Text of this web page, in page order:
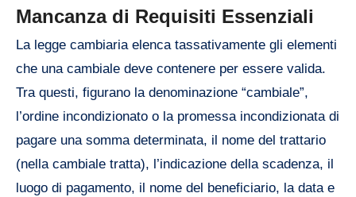
Mancanza di Requisiti Essenziali
La legge cambiaria elenca tassativamente gli elementi
che una cambiale deve contenere per essere valida.
Tra questi, figurano la denominazione “cambiale”,
l’ordine incondizionato o la promessa incondizionata di
pagare una somma determinata, il nome del trattario
(nella cambiale tratta), l’indicazione della scadenza, il
luogo di pagamento, il nome del beneficiario, la data e